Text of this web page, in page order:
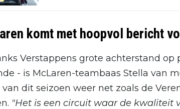
komt met hoopvol bericht
Verstappens grote achterstand op
- is McLaren-teambaas Stella van
van dit seizoen weer net zoals de
"Het is een circuit waar de kwaliteit